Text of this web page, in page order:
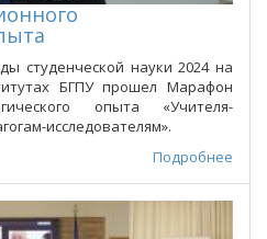
студенческой науки 2024 на
БГПУ прошел Марафон
опыта «Учителя-
исследователям».
Подробнее